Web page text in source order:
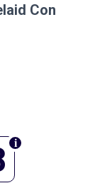
Con